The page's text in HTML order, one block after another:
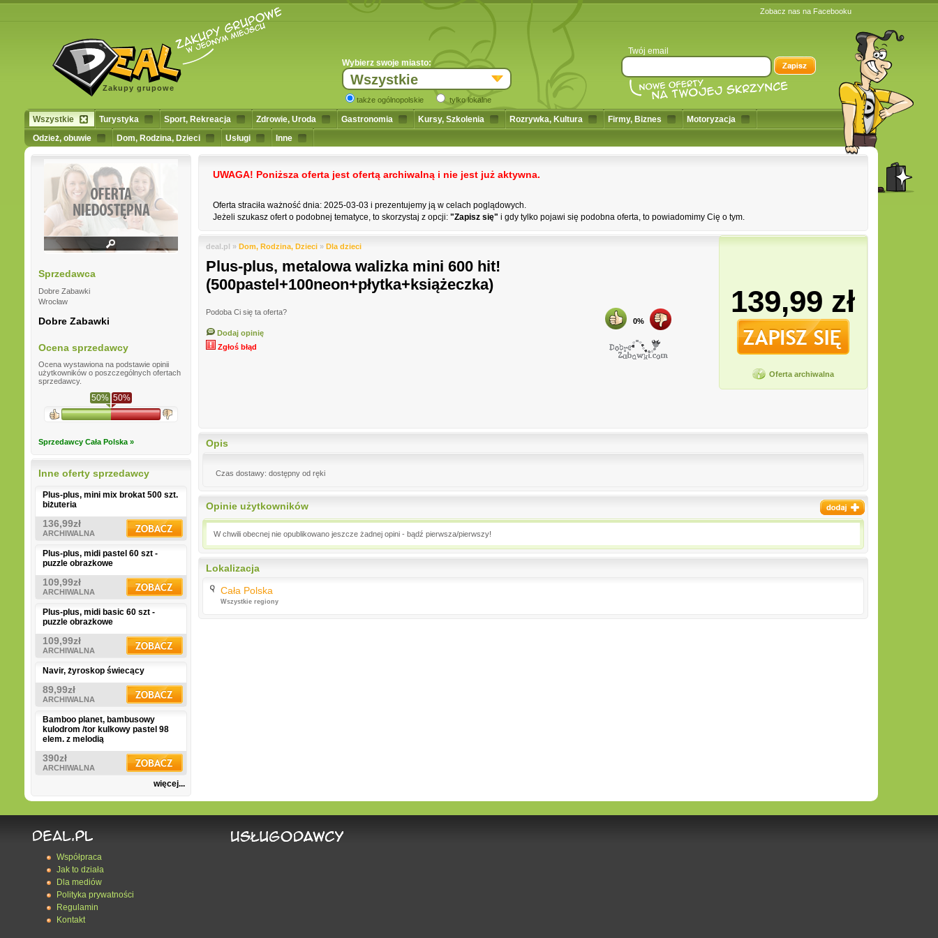
Zakupy grupowe
Wybierz swoje miasto:
Wszystkie
także ogólnopolskie tylko lokalne
Twój email
Zobacz nas na Facebooku
Wszystkie Turystyka Sport, Rekreacja Zdrowie, Uroda Gastronomia Kursy, Szkolenia Rozrywka, Kultura Firmy, Biznes
Motoryzacja
Odzież, obuwie
Dom, Rodzina, Dzieci Usługi Inne
Sprzedawca
Dobre Zabawki
Wrocław
Dobre Zabawki
Ocena sprzedawcy
Ocena wystawiona na podstawie opinii
użytkowników o poszczególnych ofertach
sprzedawcy.
50% 50%
Sprzedawcy Cała Polska »
Inne oferty sprzedawcy
Plus-plus, mini mix brokat 500 szt.
biżuteria
136,99zł
ARCHIWALNA
Plus-plus, midi pastel 60 szt -
puzzle obrazkowe
109,99zł
ARCHIWALNA
Plus-plus, midi basic 60 szt -
puzzle obrazkowe
109,99zł
ARCHIWALNA
Navir, żyroskop świecący
89,99zł
ARCHIWALNA
Bamboo planet, bambusowy
kulodrom /tor kulkowy pastel 98
elem. z melodią
390zł
ARCHIWALNA
więcej...
UWAGA! Poniższa oferta jest ofertą archiwalną i nie jest już aktywna.
Oferta straciła ważność dnia: 2025-03-03 i prezentujemy ją w celach poglądowych.
Jeżeli szukasz ofert o podobnej tematyce, to skorzystaj z opcji: "Zapisz się" i gdy tylko pojawi się podobna oferta, to powiadomimy Cię o tym.
deal.pl » Dom, Rodzina, Dzieci » Dla dzieci
Plus-plus, metalowa walizka mini 600 hit!
(500pastel+100neon+płytka+książeczka)
Podoba Ci się ta oferta?
Dodaj opinię
Zgłoś błąd
0%
139,99 zł
Oferta archiwalna
Opis
Czas dostawy: dostępny od ręki
Opinie użytkowników
W chwili obecnej nie opublikowano jeszcze żadnej opini - bądź pierwsza/pierwszy!
Lokalizacja
Cała Polska
Wszystkie regiony
Współpraca
Jak to działa
Dla mediów
Polityka prywatności
Regulamin
Kontakt